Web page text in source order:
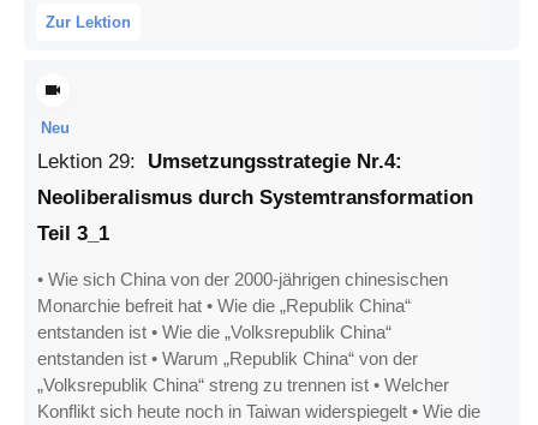
Zur Lektion
Neu
Lektion 29: Umsetzungsstrategie Nr.4:
Neoliberalismus durch Systemtransformation
Teil 3_1
• Wie sich China von der 2000-jährigen chinesischen
Monarchie befreit hat • Wie die „Republik China“
entstanden ist • Wie die „Volksrepublik China“
entstanden ist • Warum „Republik China“ von der
„Volksrepublik China“ streng zu trennen ist • Welcher
Konflikt sich heute noch in Taiwan widerspiegelt • Wie die